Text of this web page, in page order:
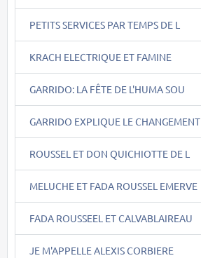
PETITS SERVICES PAR TEMPS DE L
KRACH ELECTRIQUE ET FAMINE
GARRIDO: LA FÊTE DE L'HUMA SOU
GARRIDO EXPLIQUE LE CHANGEMENT
ROUSSEL ET DON QUICHIOTTE DE L
MELUCHE ET FADA ROUSSEL EMERVE
FADA ROUSSEEL ET CALVABLAIREAU
JE M'APPELLE ALEXIS CORBIERE